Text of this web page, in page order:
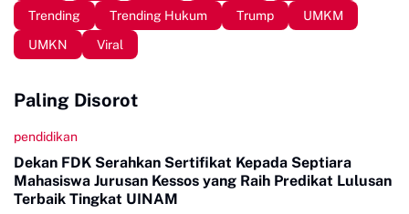
Trending
Trending Hukum Trump
UMKM
UMKN
Viral
Paling Disorot
pendidikan
Dekan FDK Serahkan Sertifikat Kepada Septiara
Mahasiswa Jurusan Kessos yang Raih Predikat Lulusan
Terbaik Tingkat UINAM